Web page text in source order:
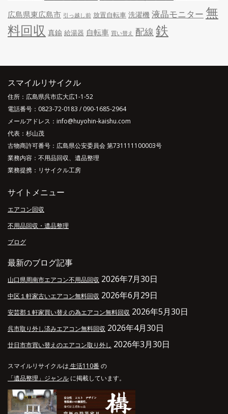
広島県東広島市 引っ越し前 放置自転車 洗濯機 液晶モニター 無
料回収 真鍮 給湯器 自転車 買い替え 配線 鉄
スマイルリサイクル
住所：広島県呉市広大広1-1-52
電話番号： 0823-72-0183 / 090-1685-2964
メールアドレス：info@huyohin-kaishu.com
代表：杉山茂
古物商許可番号：広島県公安委員会 第731111100003号
業務内容：不用品回収、遺品整理
業務提携：リサイクル工房
サイトメニュー
エアコン回収
不用品回収・遺品整理
ブログ
最新のブログ記事
山口県周南市エアコン不用品回収 2026年7月30日
中区１軒家古いエアコン無料回収 2026年6月29日
安芸郡１軒家買い替えの為エアコン無料回収 2026年5月30日
呉市取り外し済みエアコン無料回収 2026年4月30日
廿日市市買い替えのエアコン取り外し 2026年3月30日
スマイルリサイクルは 生活110番 の
「遺品整理」ジャンル に掲載しています。